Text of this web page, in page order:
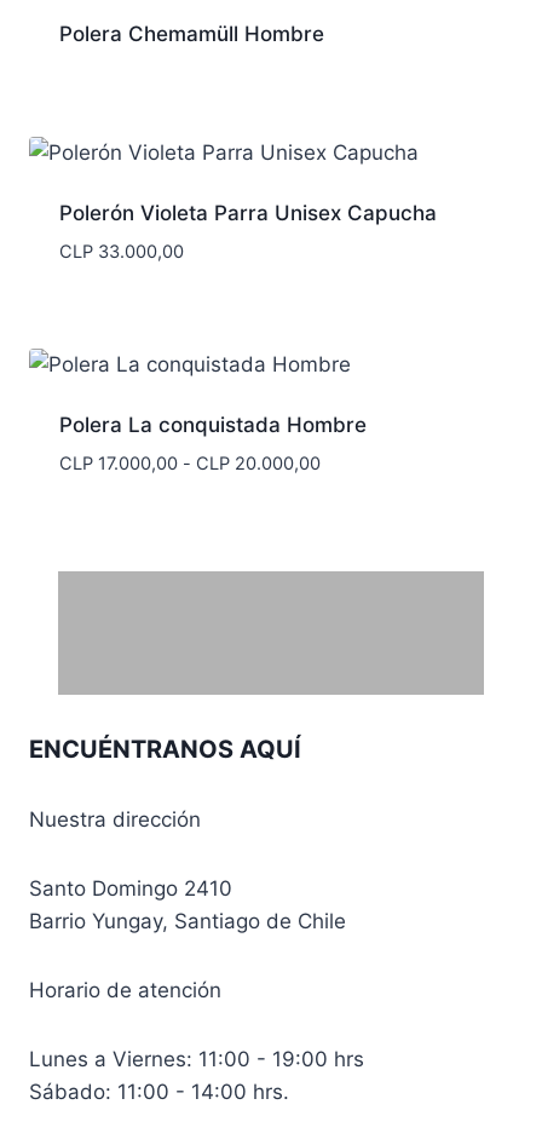
Polera Chemamüll Hombre
Polerón Violeta Parra Unisex Capucha
CLP33.000,00
Polera La conquistada Hombre
CLP17.000,00 - CLP20.000,00Rango
CLP 17.000,00
ENCUÉNTRANOS AQUÍ
Nuestra dirección
Santo Domingo 2410
Barrio Yungay, Santiago de Chile
Horario de atención
Lunes a Viernes: 11:00 - 19:00 hrs
Sábado: 11:00 - 14:00 hrs.